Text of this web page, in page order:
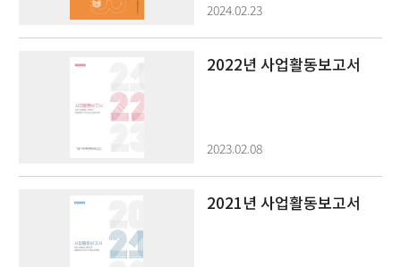
2024.02.23
2022년 사업활동보고서
2023.02.08
2021년 사업활동보고서